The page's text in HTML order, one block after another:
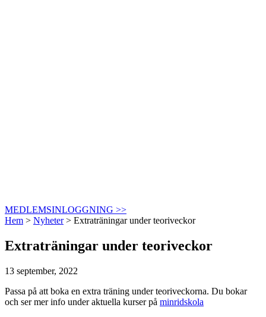
MEDLEMSINLOGGNING >>
Hem > Nyheter> Extraträningar under teoriveckor
Extraträningar under teoriveckor
13 september, 2022
Passa på att boka en extra träning under teoriveckorna. Du bokar
och ser mer info under aktuella kurser på minridskola